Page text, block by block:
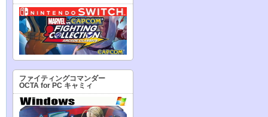
ファイティングコマンダー
OCTA for PC キャミィ